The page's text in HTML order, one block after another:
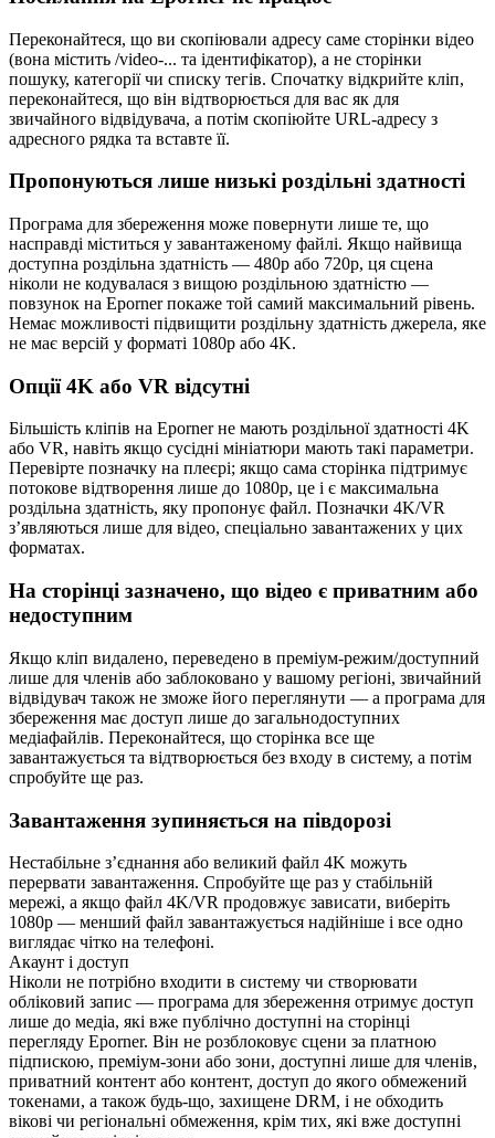
Переконайтеся, що ви скопіювали адресу саме сторінки відео
(вона містить /video-... та ідентифікатор), а не сторінки
пошуку, категорії чи списку тегів. Спочатку відкрийте кліп,
переконайтеся, що він відтворюється для вас як для
звичайного відвідувача, а потім скопіюйте URL-адресу з
адресного рядка та вставте її.
Пропонуються лише низькі роздільні здатності
Програма для збереження може повернути лише те, що
насправді міститься у завантаженому файлі. Якщо найвища
доступна роздільна здатність — 480p або 720p, ця сцена
ніколи не кодувалася з вищою роздільною здатністю —
повзунок на Eporner покаже той самий максимальний рівень.
Немає можливості підвищити роздільну здатність джерела, яке
не має версій у форматі 1080p або 4K.
Опції 4K або VR відсутні
Більшість кліпів на Eporner не мають роздільної здатності 4K
або VR, навіть якщо сусідні мініатюри мають такі параметри.
Перевірте позначку на плеєрі; якщо сама сторінка підтримує
потокове відтворення лише до 1080p, це і є максимальна
роздільна здатність, яку пропонує файл. Позначки 4K/VR
з’являються лише для відео, спеціально завантажених у цих
форматах.
На сторінці зазначено, що відео є приватним або
недоступним
Якщо кліп видалено, переведено в преміум-режим/доступний
лише для членів або заблоковано у вашому регіоні, звичайний
відвідувач також не зможе його переглянути — а програма для
збереження має доступ лише до загальнодоступних
медіафайлів. Переконайтеся, що сторінка все ще
завантажується та відтворюється без входу в систему, а потім
спробуйте ще раз.
Завантаження зупиняється на півдорозі
Нестабільне з’єднання або великий файл 4K можуть
перервати завантаження. Спробуйте ще раз у стабільній
мережі, а якщо файл 4K/VR продовжує зависати, виберіть
1080p — менший файл завантажується надійніше і все одно
виглядає чітко на телефоні.
Акаунт і доступ
Ніколи не потрібно входити в систему чи створювати
обліковий запис — програма для збереження отримує доступ
лише до медіа, які вже публічно доступні на сторінці
перегляду Eporner. Він не розблоковує сцени за платною
підпискою, преміум-зони або зони, доступні лише для членів,
приватний контент або контент, доступ до якого обмежений
токенами, а також будь-що, захищене DRM, і не обходить
вікові чи регіональні обмеження, крім тих, які вже доступні